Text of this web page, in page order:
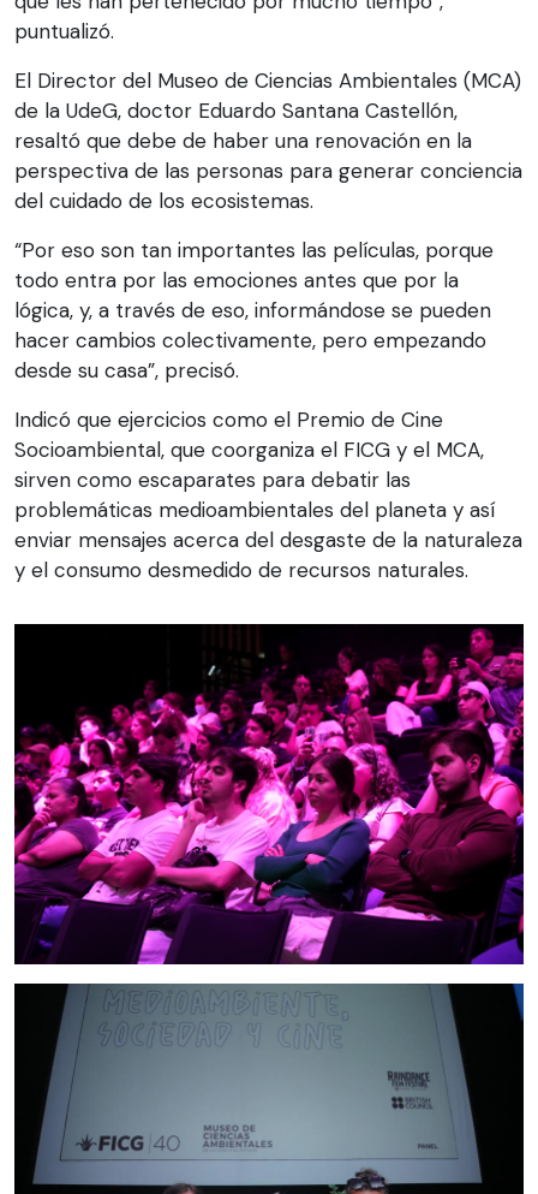
puntualizó.
El Director del Museo de Ciencias Ambientales (MCA)
de la UdeG, doctor Eduardo Santana Castellón,
resaltó que debe de haber una renovación en la
perspectiva de las personas para generar conciencia
del cuidado de los ecosistemas.
“Por eso son tan importantes las películas, porque
todo entra por las emociones antes que por la
lógica, y, a través de eso, informándose se pueden
hacer cambios colectivamente, pero empezando
desde su casa”, precisó.
Indicó que ejercicios como el Premio de Cine
Socioambiental, que coorganiza el FICG y el MCA,
sirven como escaparates para debatir las
problemáticas medioambientales del planeta y así
enviar mensajes acerca del desgaste de la naturaleza
y el consumo desmedido de recursos naturales.